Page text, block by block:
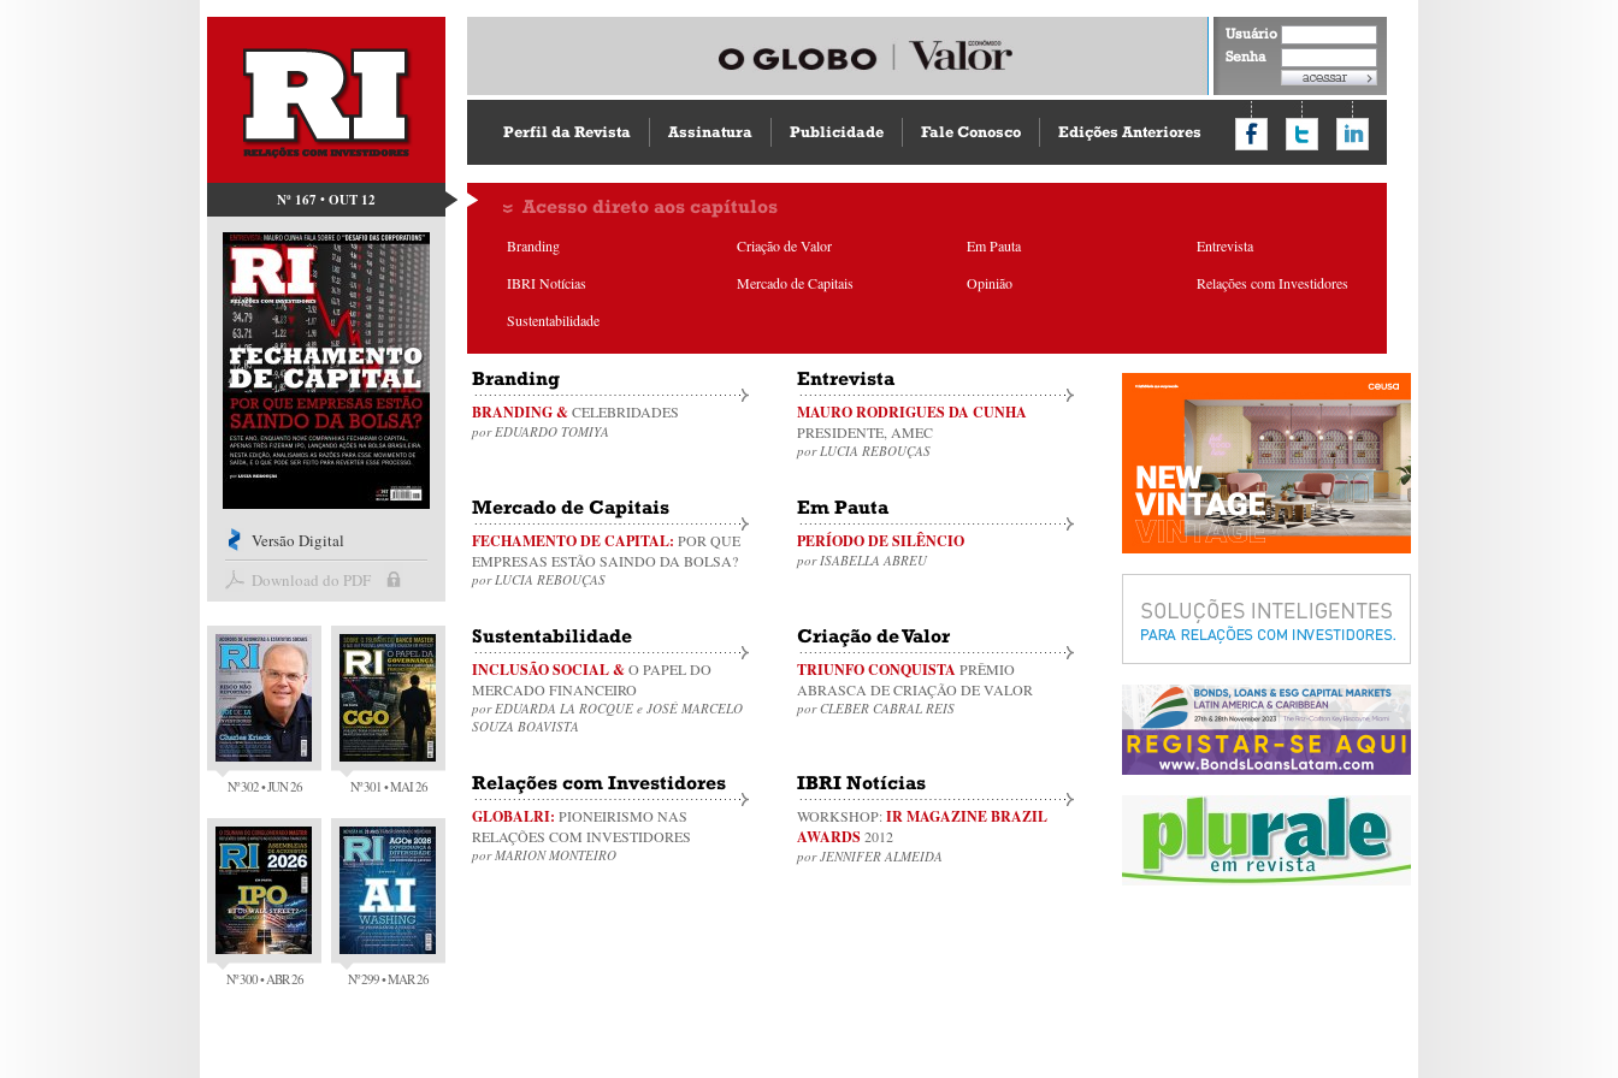
Nº 167 • OUT 12
Versão Digital
Download do PDF
Nº 302 • JUN 26 Nº 301 • MAI 26
Nº 300 • ABR 26 Nº 299 • MAR 26
Usuário
Senha
Perfil da Revista Assinatura Publicidade Fale Conosco Edições Anteriores
Acesso direto aos capítulos
Branding Criação de Valor Em Pauta
Entrevista
IBRI Notícias
Mercado de Capitais Opinião
Relações com Investidores
Sustentabilidade
Branding
BRANDING &CELEBRIDADES
por EDUARDO TOMIYA
Entrevista
MAURO RODRIGUES DA CUNHA
PRESIDENTE, AMEC
por LUCIA REBOUÇAS
Mercado de Capitais
FECHAMENTO DE CAPITAL: POR QUE
EMPRESAS ESTÃO SAINDO DA BOLSA?
por LUCIA REBOUÇAS
Em Pauta
PERÍODO DE SILÊNCIO
por ISABELLA ABREU
Sustentabilidade
INCLUSÃO SOCIAL &O PAPEL DO
MERCADO FINANCEIRO
por EDUARDA LA ROCQUE e JOSÉ MARCELO
SOUZA BOAVISTA
Criação de Valor
TRIUNFO CONQUISTA PRÊMIO
ABRASCA DE CRIAÇÃO DE VALOR
por CLEBER CABRAL REIS
Relações com Investidores
GLOBALRI: PIONEIRISMO NAS
RELAÇÕES COM INVESTIDORES
por MARION MONTEIRO
IBRI Notícias
WORKSHOP:IR MAGAZINE BRAZIL
AWARDS2012
por JENNIFER ALMEIDA